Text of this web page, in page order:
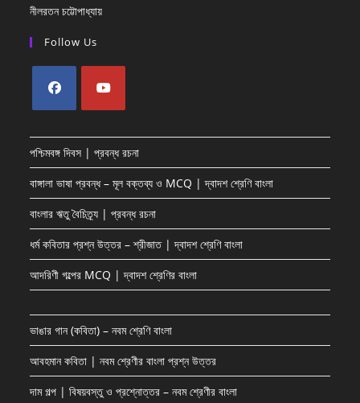
নীলরতন চট্টোপাধ্যায়
Follow Us
in
a
new
tab
in
a
new
tab
পশ্চিমবঙ্গ দিবস | প্রবন্ধ রচনা
বাঙ্গালা ভাষা প্রবন্ধ – মূল বক্তব্য ও MCQ | দ্বাদশ শ্রেণি বাংলা
বাংলার ঋতু বৈচিত্র্য | প্রবন্ধ রচনা
ধর্ম কবিতার প্রশ্ন উত্তর – শ্রীজাত | দ্বাদশ শ্রেণি বাংলা
আদরিণী গল্পের MCQ | দ্বাদশ শ্রেণির বাংলা
ভাঙার গান (কবিতা) – নবম শ্রেণি বাংলা
আবহমান কবিতা | নবম শ্রেণীর বাংলা প্রশ্ন উত্তর
দাম গল্প | বিষয়বস্তু ও প্রশ্নোত্তর – নবম শ্রেণীর বাংলা